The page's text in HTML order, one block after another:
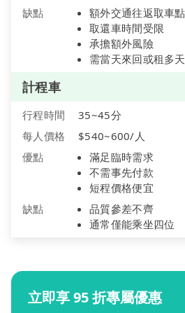
缺點
額外交通往返取車點
取還車時間受限
承擔額外風險
需當天來回或租多天
計程車
行程時間
35~45分
每人價格
$540~600/人
優點
滿足臨時需求
不需事先付款
短程價格便宜
缺點
品質參差不齊
通常僅能乘坐四位
立即享 95 折專屬優惠